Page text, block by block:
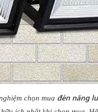
chọn mua đèn năng